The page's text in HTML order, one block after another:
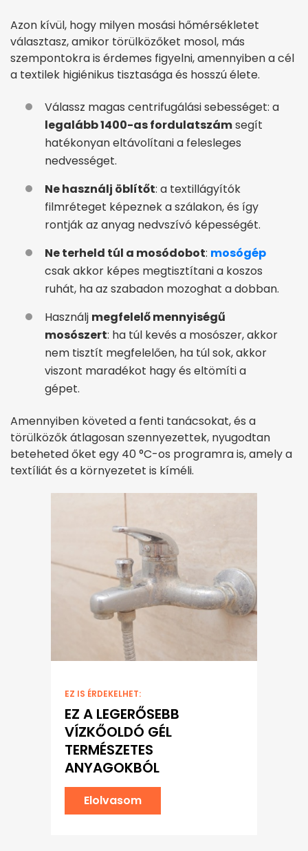
Azon kívül, hogy milyen mosási hőmérsékletet
választasz, amikor törülközőket mosol, más
szempontokra is érdemes figyelni, amennyiben a cél
a textilek higiénikus tisztasága és hosszú élete.
Válassz magas centrifugálási sebességet: a
legalább 1400-as fordulatszámsegít
hatékonyan eltávolítani a felesleges
nedvességet.
Ne használj öblítőt: a textillágyítók
filmréteget képeznek a szálakon, és így
rontják az anyag nedvszívó képességét.
Ne terheld túl a mosódobot: mosógép
csak akkor képes megtisztítani a koszos
ruhát, ha az szabadon mozoghat a dobban.
Használj megfelelő mennyiségű
mosószert: ha túl kevés a mosószer, akkor
nem tisztít megfelelően, ha túl sok, akkor
viszont maradékot hagy és eltömíti a
gépet.
Amennyiben követed a fenti tanácsokat, és a
törülközők átlagosan szennyezettek, nyugodtan
beteheted őket egy 40 °C-os programra is, amely a
textíliát és a környezetet is kíméli.
EZ IS ÉRDEKELHET:
EZ A LEGERŐSEBB
VÍZKŐOLDÓ GÉL
TERMÉSZETES
ANYAGOKBÓL
Elolvasom